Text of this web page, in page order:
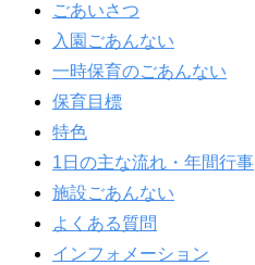
ごあいさつ
入園ごあんない
一時保育のごあんない
保育目標
特色
1日の主な流れ・年間行事
施設ごあんない
よくある質問
インフォメーション